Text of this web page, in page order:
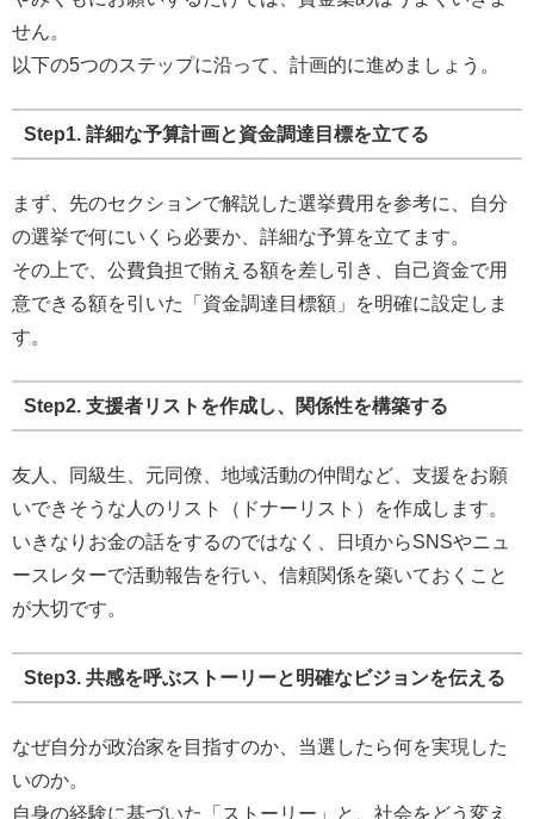
せん。
以下の5つのステップに沿って、計画的に進めましょう。
Step1. 詳細な予算計画と資金調達目標を立てる
まず、先のセクションで解説した選挙費用を参考に、自分
の選挙で何にいくら必要か、詳細な予算を立てます。
その上で、公費負担で賄える額を差し引き、自己資金で用
意できる額を引いた「資金調達目標額」を明確に設定しま
す。
Step2. 支援者リストを作成し、関係性を構築する
友人、同級生、元同僚、地域活動の仲間など、支援をお願
いできそうな人のリスト（ドナーリスト）を作成します。
いきなりお金の話をするのではなく、日頃からSNSやニュ
ースレターで活動報告を行い、信頼関係を築いておくこと
が大切です。
Step3. 共感を呼ぶストーリーと明確なビジョンを伝える
なぜ自分が政治家を目指すのか、当選したら何を実現した
いのか。
自身の経験に基づいた「ストーリー」と、社会をどう変え